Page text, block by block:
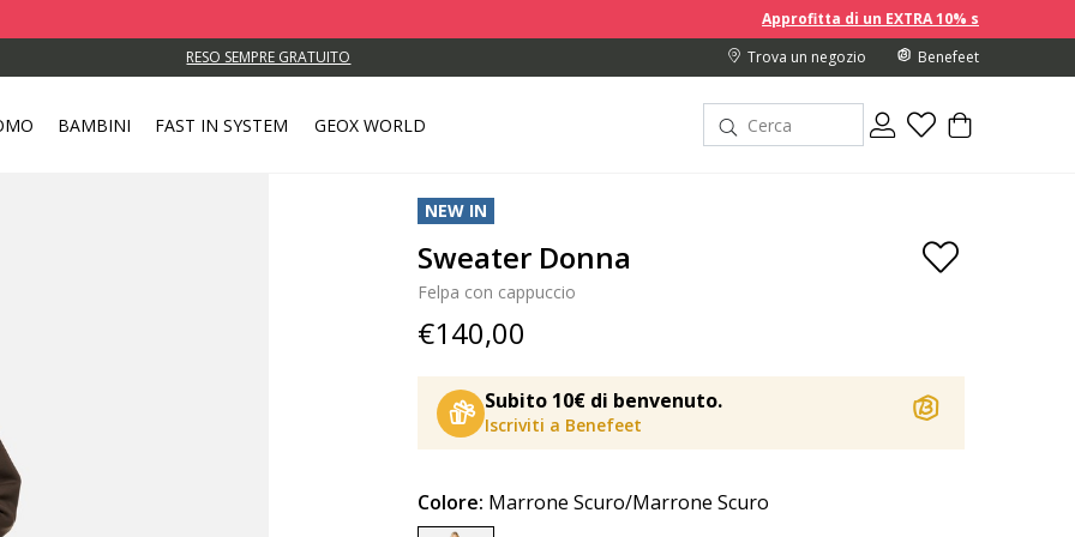
Approfitta di un EXTRA 10% sui prezzi scontati
RESO SEMPRE GRATUITO Trova un negozio Benefeet
BAMBINI FAST IN SYSTEM GEOX WORLD
NEW IN
Sweater Donna
Felpa con cappuccio
€140,00
Subito 10€ di benvenuto.
Iscriviti a Benefeet
Colore: Marrone Scuro/Marrone Scuro